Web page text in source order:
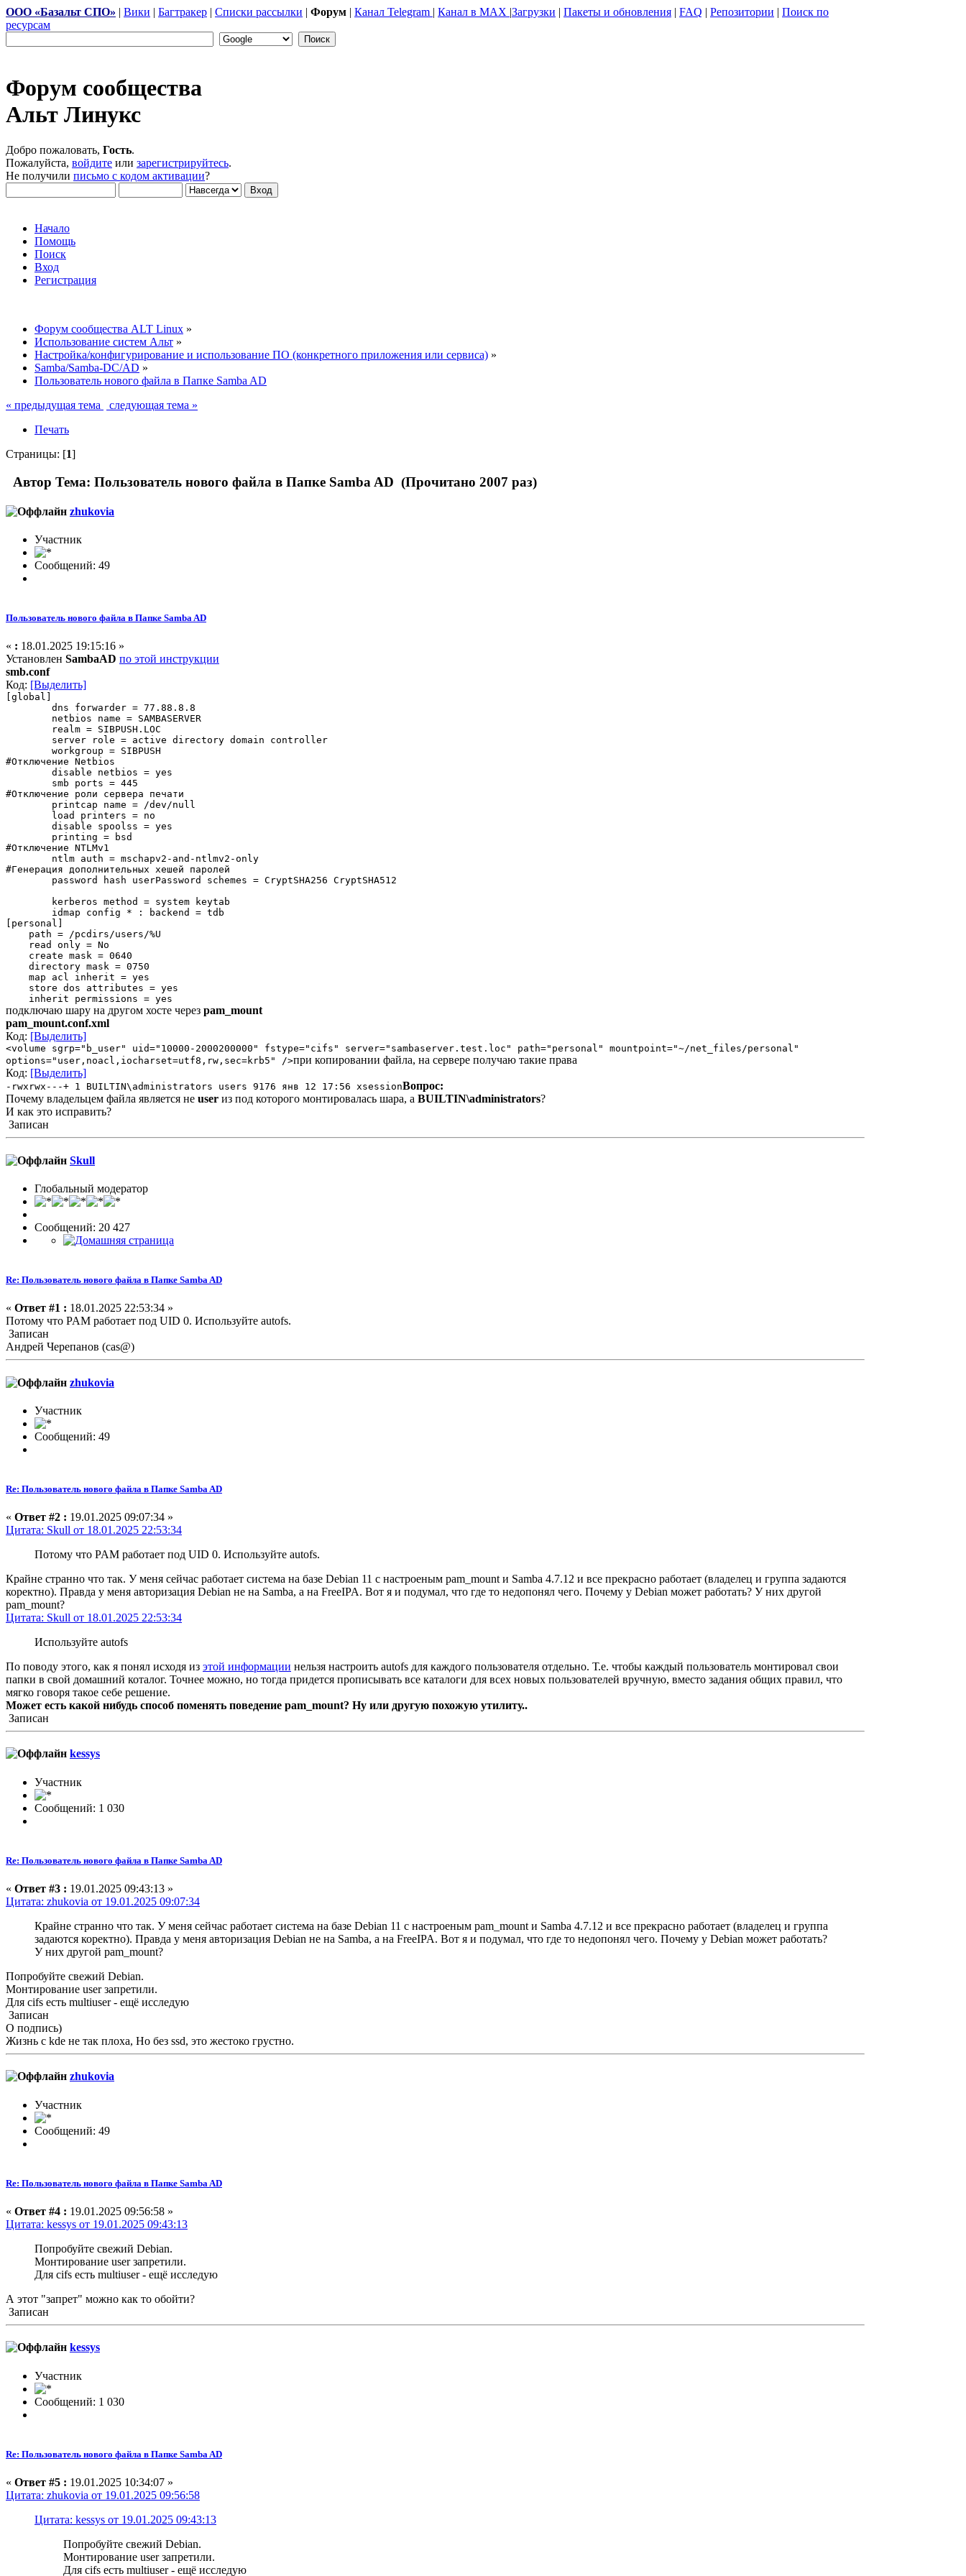
ООО «Базальт СПО» | Вики | Багтракер | Списки рассылки | Форум | Канал Telegram | Канал в MAX |Загрузки | Пакеты и обновления | FAQ | Репозитории | Поиск по
ресурсам
Форум сообщества
Альт Линукс
Добро пожаловать, Гость.
Пожалуйста, войдите или зарегистрируйтесь.
Не получили письмо с кодом активации?
Начало
Помощь
Поиск
Вход
Регистрация
Форум сообщества ALT Linux »
Использование систем Альт »
Настройка/конфигурирование и использование ПО (конкретного приложения или сервиса) »
Samba/Samba-DC/AD »
Пользователь нового файла в Папке Samba AD
« предыдущая тема
следующая тема »
Печать
Страницы: [1]
Автор Тема: Пользователь нового файла в Папке Samba AD (Прочитано 2007 раз)
zhukovia
Участник
Сообщений: 49
Пользователь нового файла в Папке Samba AD
« : 18.01.2025 19:15:16 »
Установлен SambaAD по этой инструкции
smb.conf
Код: [Выделить]
[global]
dns forwarder = 77.88.8.8
netbios name = SAMBASERVER
realm = SIBPUSH.LOC
server role = active directory domain controller
workgroup = SIBPUSH
#Отключение Netbios
disable netbios = yes
smb ports = 445
#Отключение роли сервера печати
printcap name = /dev/null
load printers = no
disable spoolss = yes
printing = bsd
#Отключение NTLMv1
ntlm auth = mschapv2-and-ntlmv2-only
#Генерация дополнительных хешей паролей
password hash userPassword schemes = CryptSHA256 CryptSHA512
kerberos method = system keytab
idmap config * : backend = tdb
[personal]
path = /pcdirs/users/%U
read only = No
create mask = 0640
directory mask = 0750
map acl inherit = yes
store dos attributes = yes
inherit permissions = yes
подключаю шару на другом хосте через pam_mount
pam_mount.conf.xml
Код: [Выделить]
<volume sgrp="b_user" uid="10000-2000200000" fstype="cifs" server="sambaserver.test.loc" path="personal" mountpoint="~/net_files/personal"
options="user,noacl,iocharset=utf8,rw,sec=krb5" />при копировании файла, на сервере получаю такие права
Код: [Выделить]
-rwxrwx---+ 1 BUILTIN\administrators users 9176 янв 12 17:56 xsessionВопрос:
Почему владельцем файла является не user из под которого монтировалась шара, а BUILTIN\administrators?
И как это исправить?
Записан
Skull
Глобальный модератор
Сообщений: 20 427
Re: Пользователь нового файла в Папке Samba AD
« Ответ #1 : 18.01.2025 22:53:34 »
Потому что PAM работает под UID 0. Используйте autofs.
Записан
Андрей Черепанов (cas@)
zhukovia
Участник
Сообщений: 49
Re: Пользователь нового файла в Папке Samba AD
« Ответ #2 : 19.01.2025 09:07:34 »
Цитата: Skull от 18.01.2025 22:53:34
Потому что PAM работает под UID 0. Используйте autofs.
Крайне странно что так. У меня сейчас работает система на базе Debian 11 с настроеным pam_mount и Samba 4.7.12 и все прекрасно работает (владелец и группа задаются
коректно). Правда у меня авторизация Debian не на Samba, а на FreeIPA. Вот я и подумал, что где то недопонял чего. Почему у Debian может работать? У них другой
pam_mount?
Цитата: Skull от 18.01.2025 22:53:34
Используйте autofs
По поводу этого, как я понял исходя из этой информации нельзя настроить autofs для каждого пользователя отдельно. Т.е. чтобы каждый пользователь монтировал свои
папки в свой домашний коталог. Точнее можно, но тогда придется прописывать все каталоги для всех новых пользователей вручную, вместо задания общих правил, что
мягко говоря такое себе решение.
Может есть какой нибудь способ поменять поведение pam_mount? Ну или другую похожую утилиту..
Записан
kessys
Участник
Сообщений: 1 030
Re: Пользователь нового файла в Папке Samba AD
« Ответ #3 : 19.01.2025 09:43:13 »
Цитата: zhukovia от 19.01.2025 09:07:34
Крайне странно что так. У меня сейчас работает система на базе Debian 11 с настроеным pam_mount и Samba 4.7.12 и все прекрасно работает (владелец и группа
задаются коректно). Правда у меня авторизация Debian не на Samba, а на FreeIPA. Вот я и подумал, что где то недопонял чего. Почему у Debian может работать?
У них другой pam_mount?
Попробуйте свежий Debian.
Монтирование user запретили.
Для cifs есть multiuser - ещё исследую
Записан
О подпись)
Жизнь с kde не так плоха, Но без ssd, это жестоко грустно.
zhukovia
Участник
Сообщений: 49
Re: Пользователь нового файла в Папке Samba AD
« Ответ #4 : 19.01.2025 09:56:58 »
Цитата: kessys от 19.01.2025 09:43:13
Попробуйте свежий Debian.
Монтирование user запретили.
Для cifs есть multiuser - ещё исследую
А этот "запрет" можно как то обойти?
Записан
kessys
Участник
Сообщений: 1 030
Re: Пользователь нового файла в Папке Samba AD
« Ответ #5 : 19.01.2025 10:34:07 »
Цитата: zhukovia от 19.01.2025 09:56:58
Цитата: kessys от 19.01.2025 09:43:13
Попробуйте свежий Debian.
Монтирование user запретили.
Для cifs есть multiuser - ещё исследую